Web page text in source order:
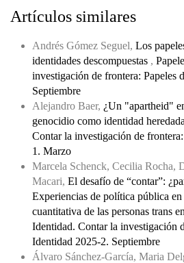
Artículos similares
Andrés Gómez Seguel, Los
identidades descompuestas ,
investigación de frontera: Papeles
Septiembre
Alejandro Baer, ¿Un "apartheid"
genocidio como identidad heredada
Contar la investigación de
1. Marzo
Marcela Schenck, Cecilia Rocha,
Macari, El desafío de “contar”:
Experiencias de política pública
cuantitativa de las personas trans
Identidad. Contar la investigación
Identidad 2025-2. Septiembre
Álvaro Sánchez-García, Maria